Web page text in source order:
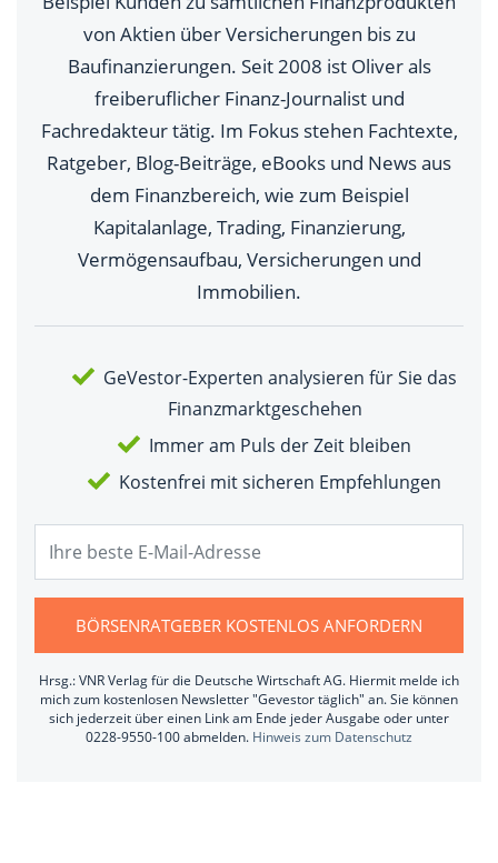
von Aktien über Versicherungen bis zu
Baufinanzierungen. Seit 2008 ist Oliver als
freiberuflicher Finanz-Journalist und
Fachredakteur tätig. Im Fokus stehen Fachtexte,
Ratgeber, Blog-Beiträge, eBooks und News aus
dem Finanzbereich, wie zum Beispiel
Kapitalanlage, Trading, Finanzierung,
Vermögensaufbau, Versicherungen und
Immobilien.
GeVestor-Experten analysieren für Sie das
Finanzmarktgeschehen
Immer am Puls der Zeit bleiben
Kostenfrei mit sicheren Empfehlungen
BÖRSENRATGEBER KOSTENLOS ANFORDERN
Hrsg.: VNR Verlag für die Deutsche Wirtschaft AG. Hiermit melde ich
mich zum kostenlosen Newsletter "Gevestor täglich" an. Sie können
sich jederzeit über einen Link am Ende jeder Ausgabe oder unter
0228-9550-100 abmelden. Hinweis zum Datenschutz